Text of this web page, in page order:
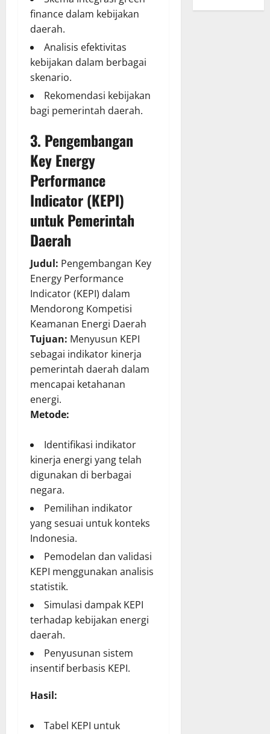
finance dalam kebijakan
daerah.
Analisis efektivitas
kebijakan dalam berbagai
skenario.
Rekomendasi kebijakan
bagi pemerintah daerah.
3. Pengembangan
Key Energy
Performance
Indicator (KEPI)
untuk Pemerintah
Daerah
Judul: Pengembangan Key
Energy Performance
Indicator (KEPI) dalam
Mendorong Kompetisi
Keamanan Energi Daerah
Tujuan: Menyusun KEPI
sebagai indikator kinerja
pemerintah daerah dalam
mencapai ketahanan
energi.
Metode:
Identifikasi indikator
kinerja energi yang telah
digunakan di berbagai
negara.
Pemilihan indikator
yang sesuai untuk konteks
Indonesia.
Pemodelan dan validasi
KEPI menggunakan analisis
statistik.
Simulasi dampak KEPI
terhadap kebijakan energi
daerah.
Penyusunan sistem
insentif berbasis KEPI.
Hasil:
Tabel KEPI untuk